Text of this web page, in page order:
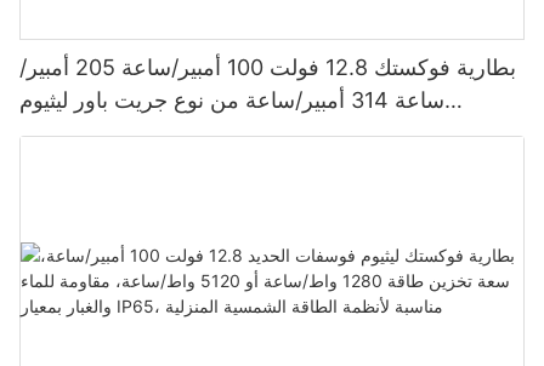
بطارية فوكستك 12.8 فولت 100 أمبير/ساعة 205 أمبير/
ساعة 314 أمبير/ساعة من نوع جريت باور ليثيوم
فوسفات الحديد 1280 واط/ساعة - 5120 واط/ساعة،